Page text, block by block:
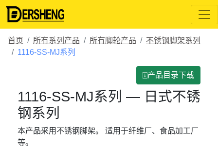
首页 所有系列产品 所有脚轮产品
不锈钢脚架系列
1116-SS-MJ系列
⍗产品目录下载
1116-SS-MJ系列 — 日式不锈
钢系列
本产品采用不锈钢脚架。 适用于纤维厂、食品加工厂
等。